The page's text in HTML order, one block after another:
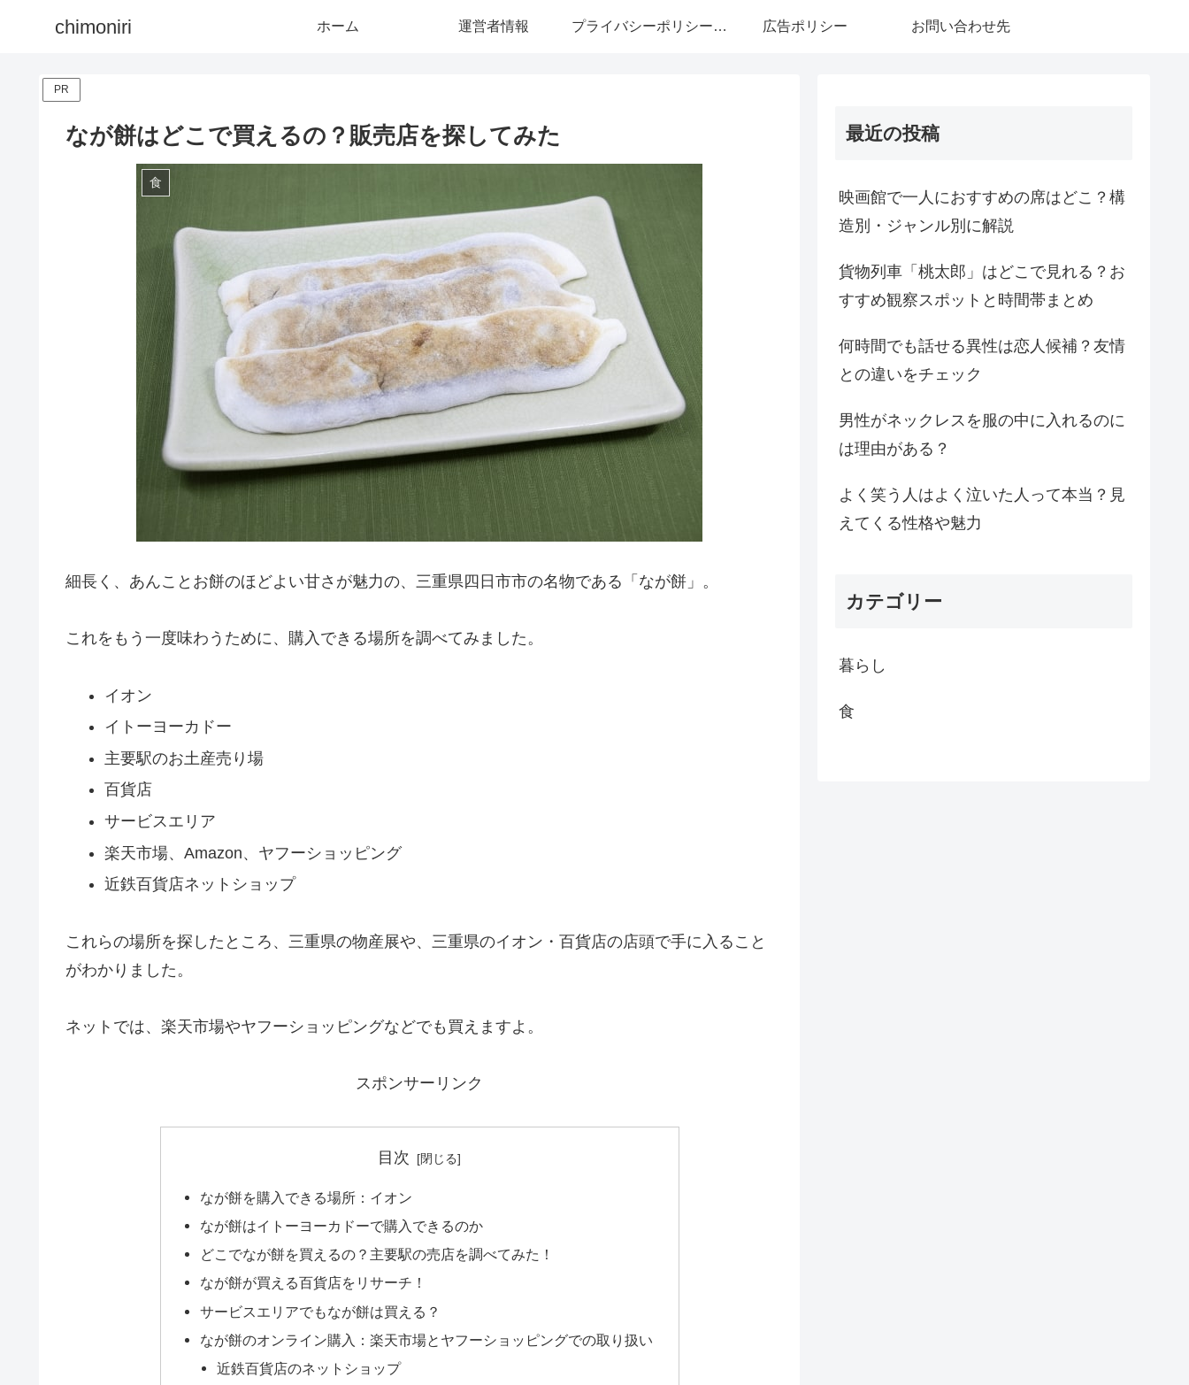
chimoniri ホーム 運営者情報 プライバシーポリシー・免責事項 広告ポリシー お問い合わせ先
PR
なが餅はどこで買えるの？販売店を探してみた
食
細長く、あんことお餅のほどよい甘さが魅力の、三重県四日市市の名物である「なが餅」。
これをもう一度味わうために、購入できる場所を調べてみました。
イオン
イトーヨーカドー
主要駅のお土産売り場
百貨店
サービスエリア
楽天市場、Amazon、ヤフーショッピング
近鉄百貨店ネットショップ
これらの場所を探したところ、三重県の物産展や、三重県のイオン・百貨店の店頭で手に入ること
がわかりました。
ネットでは、楽天市場やヤフーショッピングなどでも買えますよ。
スポンサーリンク
目次
なが餅を購入できる場所：イオン
なが餅はイトーヨーカドーで購入できるのか
どこでなが餅を買えるの？主要駅の売店を調べてみた！
なが餅が買える百貨店をリサーチ！
サービスエリアでもなが餅は買える？
なが餅のオンライン購入：楽天市場とヤフーショッピングでの取り扱い
近鉄百貨店のネットショップ
最近の投稿
映画館で一人におすすめの席はどこ？構
造別・ジャンル別に解説
貨物列車「桃太郎」はどこで見れる？お
すすめ観察スポットと時間帯まとめ
何時間でも話せる異性は恋人候補？友情
との違いをチェック
男性がネックレスを服の中に入れるのに
は理由がある？
よく笑う人はよく泣いた人って本当？見
えてくる性格や魅力
カテゴリー
暮らし
食